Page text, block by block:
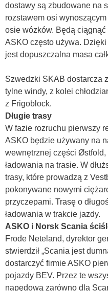
dostawy są zbudowane na
rozstawem osi
osie wózków. Będą
ASKO często używa.
jest dopuszczalna masa
Szwedzki SKAB dostarcza
tylne windy, z kolei
z Frigoblock.
Długie trasy
W fazie rozruchu pierwszy
ASKO będzie używany na
wewnętrznej części Østfold,
ładowania na trasie. W
trasy, które prowadzą z
pokonywane nowymi
przyczepami. Trasę o
ładowania w trakcie jazdy.
ASKO i Norsk Scania
Frode Neteland, dyrektor
stwierdził „Scania jest
dostarczyć firmie ASKO
pojazdy BEV. Przez te
napędową zarówno dla